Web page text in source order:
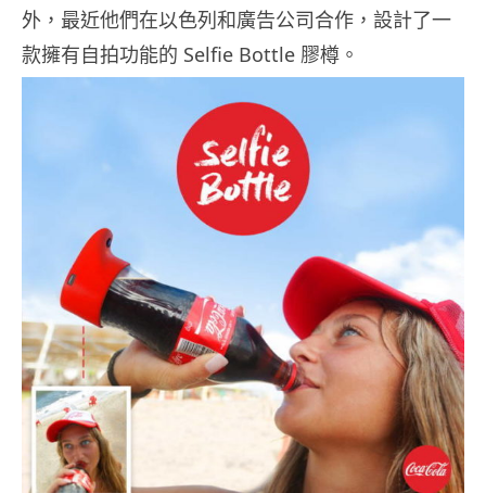
外，最近他們在以色列和廣告公司合作，設計了一
款擁有自拍功能的 Selfie Bottle 膠樽。